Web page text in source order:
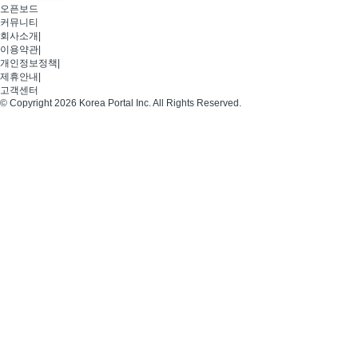
오픈보드
커뮤니티
회사소개
이용약관
개인정보정책
제휴안내
고객센터
© Copyright 2026 Korea Portal Inc. All Rights Reserved.